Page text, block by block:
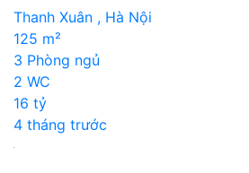
Thanh Xuân , Hà Nội
125 m²
3 Phòng ngủ
2 WC
16 tỷ
4 tháng trước